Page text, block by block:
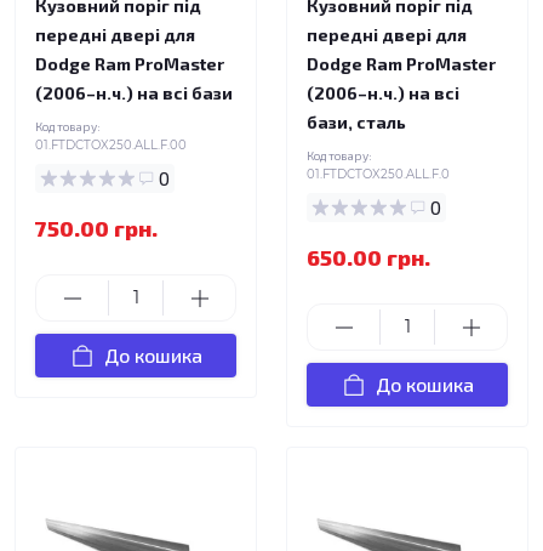
Кузовний поріг під
передні двері для
Dodge Ram ProMaster
(2006–н.ч.) на всі бази
Код товару:
01.FTDCTOX250.ALL.F.00
0
750.00 грн.
До кошика
Кузовний поріг під
передні двері для
Dodge Ram ProMaster
(2006–н.ч.) на всі
бази, сталь
Код товару:
01.FTDCTOX250.ALL.F.0
0
650.00 грн.
До кошика